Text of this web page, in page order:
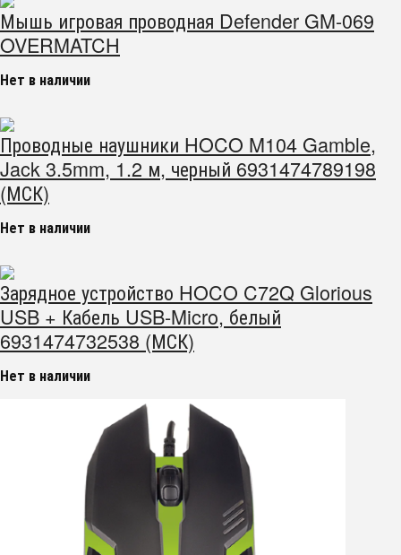
Мышь игровая проводная Defender GM-069
OVERMATCH
Нет в наличии
Проводные наушники HOCO M104 Gamble,
Jack 3.5mm, 1.2 м, черный 6931474789198
(МСК)
Нет в наличии
Зарядное устройство HOCO C72Q Glorious
USB + Кабель USB-Micro, белый
6931474732538 (МСК)
Нет в наличии